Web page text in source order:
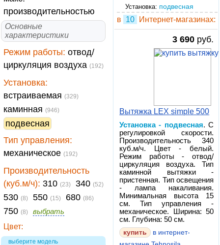
производительностью
Основные
характеристики
Режим работы: отвод/
циркуляция воздуха (192)
Установка:
встраиваемая (329)
каминная (946)
подвесная
Тип управления:
механическое (192)
Производительность
(куб.м/ч): 310 (23) 340 (52)
530 (8) 550 (15) 680 (86)
750 (8)
выбрать
Цвет:
выберите модель
Установка: подвесная
в 10 Интернет-магазинах:
3 690 руб.
Вытяжка LEX simple 500
Установка - подвесная. С
регулировкой скорости.
Производительность 340
куб.м/ч. Цвет - белый.
Режим работы - отвод/
циркуляция воздуха. Тип
каминной вытяжки -
пристенная. Тип освещения
- лампа накаливания.
Минимальная высота 15
см. Тип управления -
механическое. Ширина: 50
см. Глубина: 50 см.
купить
в интернет-